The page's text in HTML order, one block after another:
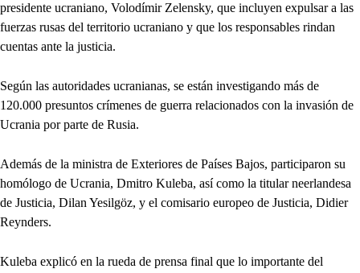
presidente ucraniano, Volodímir Zelensky, que incluyen expulsar a las
fuerzas rusas del territorio ucraniano y que los responsables rindan
cuentas ante la justicia.
Según las autoridades ucranianas, se están investigando más de
120.000 presuntos crímenes de guerra relacionados con la invasión de
Ucrania por parte de Rusia.
Además de la ministra de Exteriores de Países Bajos, participaron su
homólogo de Ucrania, Dmitro Kuleba, así como la titular neerlandesa
de Justicia, Dilan Yesilgöz, y el comisario europeo de Justicia, Didier
Reynders.
Kuleba explicó en la rueda de prensa final que lo importante del